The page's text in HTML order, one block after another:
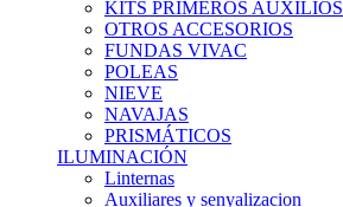
KITS PRIMEROS AUXILIOS
OTROS ACCESORIOS
FUNDAS VIVAC
POLEAS
NIEVE
NAVAJAS
PRISMÁTICOS
ILUMINACIÓN
Linternas
Auxiliares y senyalizacion